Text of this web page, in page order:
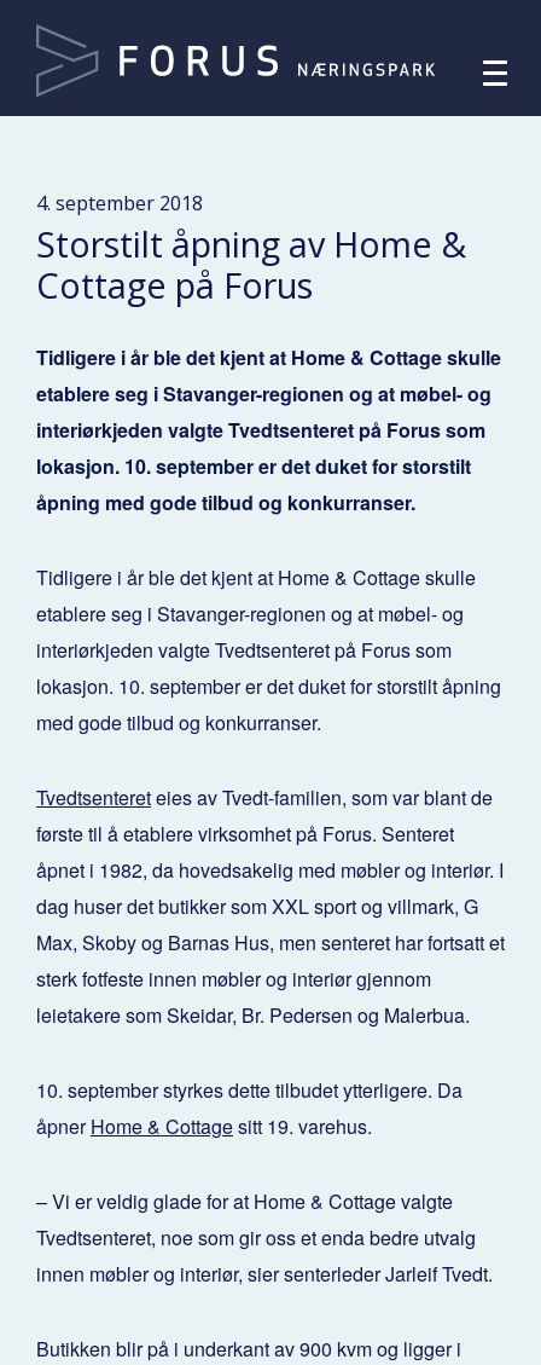
4. september 2018
Storstilt åpning av Home &
Cottage på Forus
Tidligere i år ble det kjent at Home & Cottage skulle
etablere seg i Stavanger-regionen og at møbel- og
interiørkjeden valgte Tvedtsenteret på Forus som
lokasjon. 10. september er det duket for storstilt
åpning med gode tilbud og konkurranser.
Tidligere i år ble det kjent at Home & Cottage skulle
etablere seg i Stavanger-regionen og at møbel- og
interiørkjeden valgte Tvedtsenteret på Forus som
lokasjon. 10. september er det duket for storstilt åpning
med gode tilbud og konkurranser.
Tvedtsentereteies av Tvedt-familien, som var blant de
første til å etablere virksomhet på Forus. Senteret
åpnet i 1982, da hovedsakelig med møbler og interiør. I
dag huser det butikker som XXL sport og villmark, G
Max, Skoby og Barnas Hus, men senteret har fortsatt et
sterk fotfeste innen møbler og interiør gjennom
leietakere som Skeidar, Br. Pedersen og Malerbua.
10. september styrkes dette tilbudet ytterligere. Da
åpnerHome & Cottagesitt 19. varehus.
– Vi er veldig glade for at Home & Cottage valgte
Tvedtsenteret, noe som gir oss et enda bedre utvalg
innen møbler og interiør, sier senterleder Jarleif Tvedt.
Butikken blir på i underkant av 900 kvm og ligger i